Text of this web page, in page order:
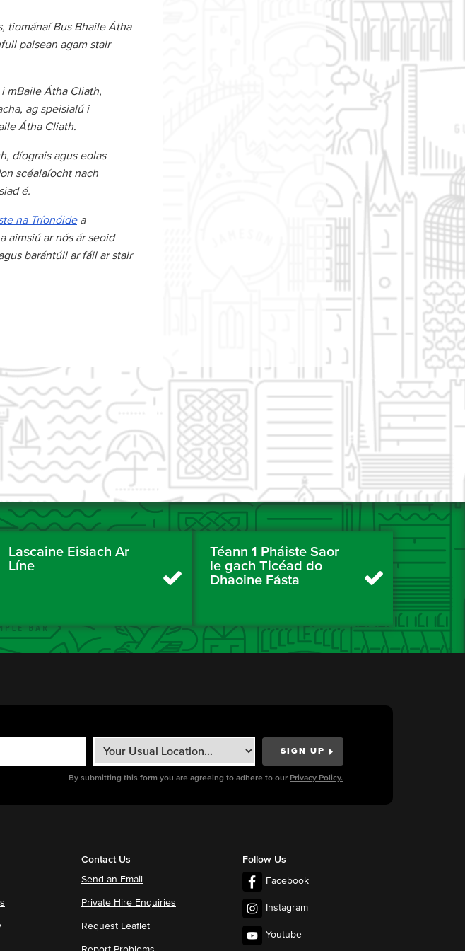
tiománaí Bus Bhaile Átha
paisean agam stair
mBaile Átha Cliath,
ag speisialú i
Átha Cliath.
díograis agus eolas
scéalaíocht nach
é.
na Tríonóidea
aimsiú ar nós ár seoid
barántúil ar fáil ar stair
Lascaine Eisiach Ar
Líne
Téann 1 Pháiste Saor
le gach Ticéad do
Dhaoine Fásta
By submitting this form you are agreeing to adhere to our Privacy Policy.
Contact Us
Send an Email
Private Hire Enquiries
Request Leaflet
Follow Us
Facebook
Instagram
Youtube